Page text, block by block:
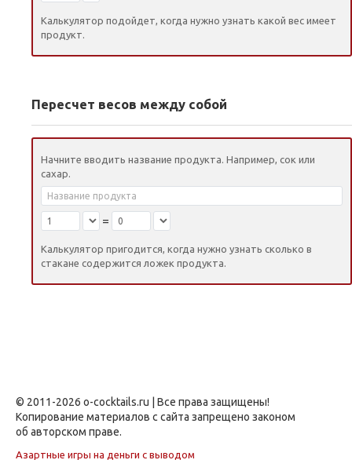
Калькулятор подойдет, когда нужно узнать какой вес имеет
продукт.
Пересчет весов между собой
Начните вводить название продукта. Например, сок или
сахар.
=
Калькулятор пригодится, когда нужно узнать сколько в
стакане содержится ложек продукта.
© 2011-2026 o-cocktails.ru | Все права защищены!
Копирование материалов с сайта запрещено законом
об авторском праве.
Азартные игры на деньги с выводом